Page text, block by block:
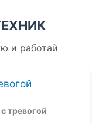
и работай
тревогой